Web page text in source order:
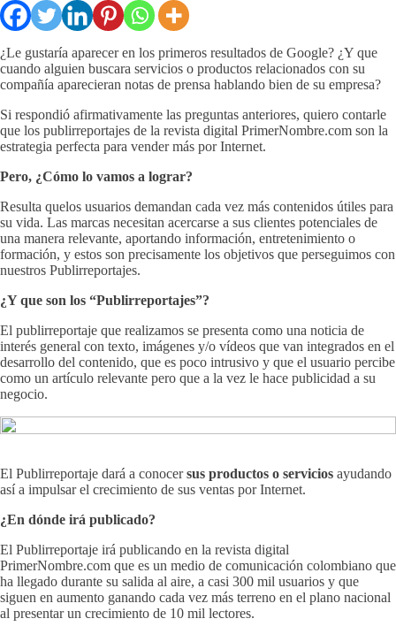
¿Le gustaría aparecer en los primeros resultados de Google? ¿Y que
cuando alguien buscara servicios o productos relacionados con su
compañía aparecieran notas de prensa hablando bien de su empresa?
Si respondió afirmativamente las preguntas anteriores, quiero contarle
que los publirreportajes de la revista digital PrimerNombre.com son la
estrategia perfecta para vender más por Internet.
Pero, ¿Cómo lo vamos a lograr?
Resulta quelos usuarios demandan cada vez más contenidos útiles para
su vida. Las marcas necesitan acercarse a sus clientes potenciales de
una manera relevante, aportando información, entretenimiento o
formación, y estos son precisamente los objetivos que perseguimos con
nuestros Publirreportajes.
¿Y que son los “Publirreportajes”?
El publirreportaje que realizamos se presenta como una noticia de
interés general con texto, imágenes y/o vídeos que van integrados en el
desarrollo del contenido, que es poco intrusivo y que el usuario percibe
como un artículo relevante pero que a la vez le hace publicidad a su
negocio.
El Publirreportaje dará a conocersus productos o servicios ayudando
así a impulsar el crecimiento de sus ventas por Internet.
¿En dónde irá publicado?
El Publirreportaje irá publicando en la revista digital
PrimerNombre.com que es un medio de comunicación colombiano que
ha llegado durante su salida al aire, a casi 300 mil usuarios y que
siguen en aumento ganando cada vez más terreno en el plano nacional
al presentar un crecimiento de 10 mil lectores.